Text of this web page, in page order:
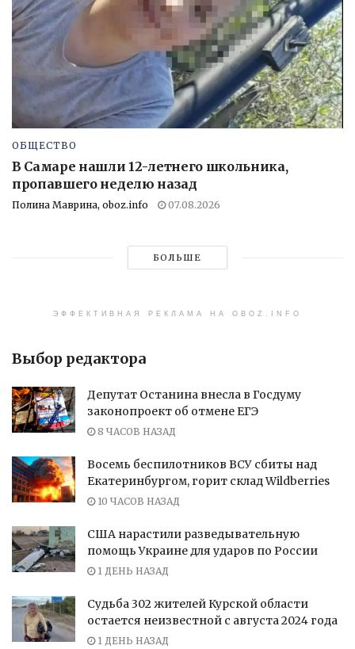
ОБЩЕСТВО
В Самаре нашли 12-летнего школьника,
пропавшего неделю назад
Полина Маврина, oboz.info 07.08.2026
БОЛЬШЕ
ЭФФЕКТИВНАЯ РЕКЛАМА НА OBOZ.INFO
Выбор редактора
Депутат Останина внесла в Госдуму
законопроект об отмене ЕГЭ
8 ЧАСОВ НАЗАД
Восемь беспилотников ВСУ сбиты над
Екатеринбургом, горит склад Wildberries
10 ЧАСОВ НАЗАД
США нарастили разведывательную
помощь Украине для ударов по России
1 ДЕНЬ НАЗАД
Судьба 302 жителей Курской области
остается неизвестной с августа 2024 года
1 ДЕНЬ НАЗАД